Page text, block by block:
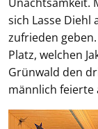
sich Lasse Diehl
zufrieden
Platz, welchen
Grünwald den
männlich feierte